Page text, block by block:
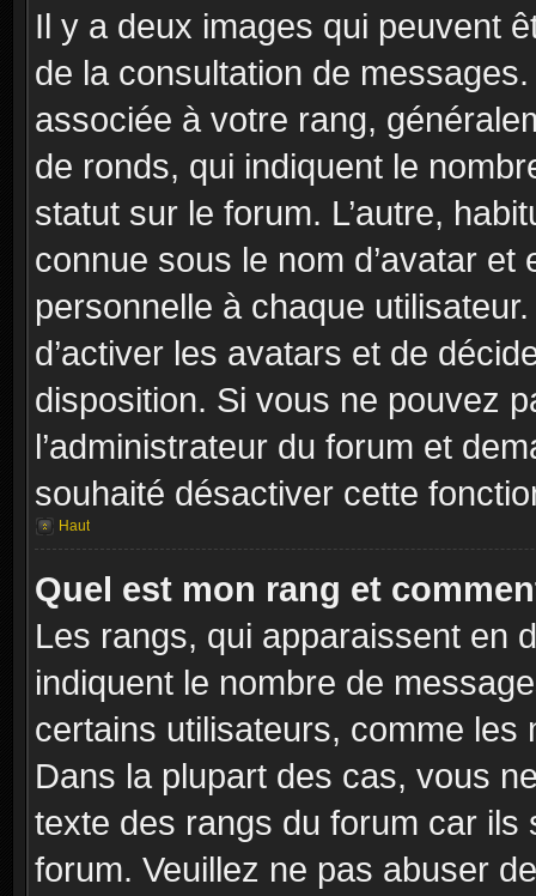
Il y a deux images qui peuvent
de la consultation de messages.
associée à votre rang,
de ronds, qui indiquent le
statut sur le forum. L’autre,
connue sous le nom d’avatar
personnelle à chaque
d’activer les avatars et de
disposition. Si vous ne pouvez
l’administrateur du forum et
souhaité désactiver cette
Haut
Quel est mon rang et
Les rangs, qui apparaissent en
indiquent le nombre de
certains utilisateurs, comme
Dans la plupart des cas, vous
texte des rangs du forum car ils
forum. Veuillez ne pas abuser